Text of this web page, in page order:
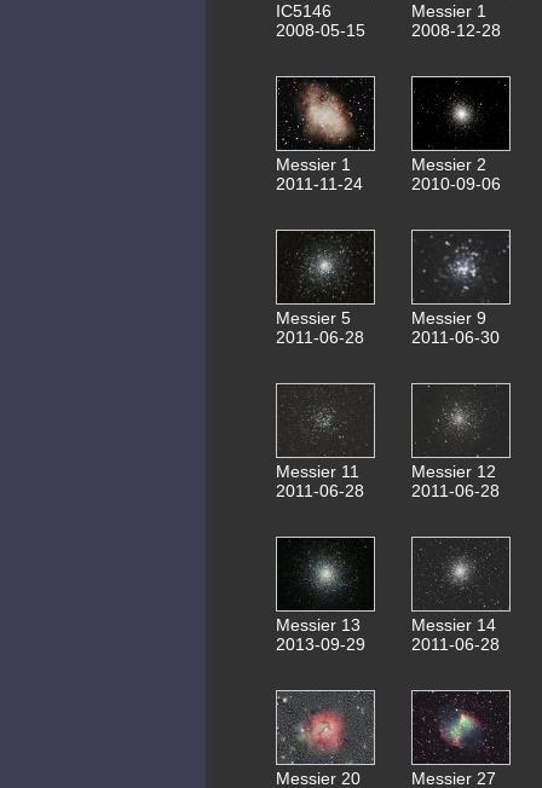
IC5146
2008-05-15
Messier 1
2008-12-28
Messier 1
2011-11-24
Messier 2
2010-09-06
Messier 5
2011-06-28
Messier 9
2011-06-30
Messier 11
2011-06-28
Messier 12
2011-06-28
Messier 13
2013-09-29
Messier 14
2011-06-28
Messier 20
Messier 27